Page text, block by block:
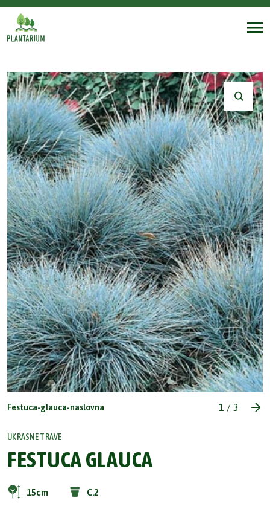
Festuca-glauca-naslovna 1 / 3
UKRASNE TRAVE
FESTUCA GLAUCA
15cm C.2